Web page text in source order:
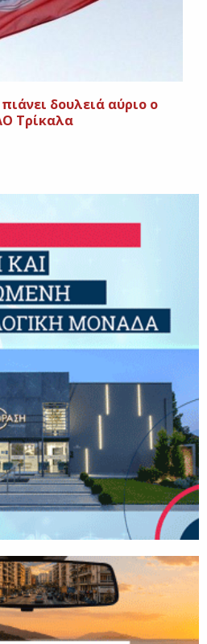
δουλειά αύριο ο
Τρίκαλα